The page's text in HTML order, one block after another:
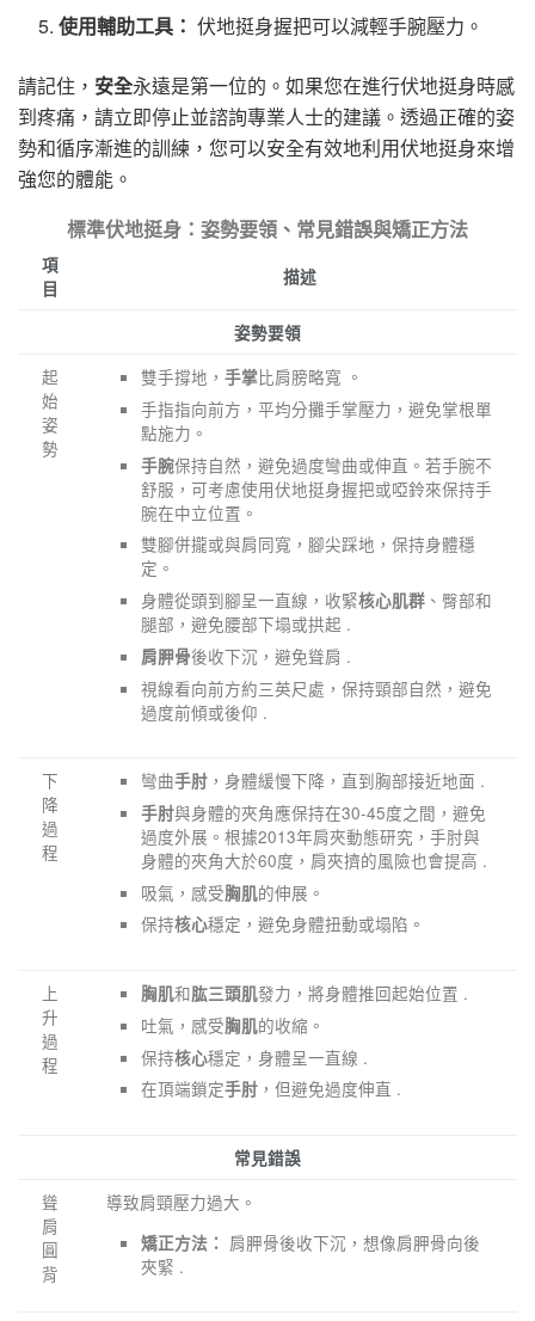
使用輔助工具： 伏地挺身握把可以減輕手腕壓力。
請記住， 安全永遠是第一位的。如果您在進行伏地挺身時感
到疼痛，請立即停止並諮詢專業人士的建議。透過正確的姿
勢和循序漸進的訓練，您可以安全有效地利用伏地挺身來增
強您的體能。
標準伏地挺身：姿勢要領、常見錯誤與矯正方法
項
目
描述
姿勢要領
起
始
姿
勢
雙手撐地，手掌比肩膀略寬 。
手指指向前方，平均分攤手掌壓力，避免掌根單
點施力。
手腕保持自然，避免過度彎曲或伸直。若手腕不
舒服，可考慮使用伏地挺身握把或啞鈴來保持手
腕在中立位置。
雙腳併攏或與肩同寬，腳尖踩地，保持身體穩
定。
身體從頭到腳呈一直線，收緊核心肌群 、臀部和
腿部，避免腰部下塌或拱起 .
肩胛骨後收下沉，避免聳肩 .
視線看向前方約三英尺處，保持頸部自然，避免
過度前傾或後仰 .
下
降
過
程
彎曲手肘 ，身體緩慢下降，直到胸部接近地面 .
手肘與身體的夾角應保持在30-45度之間，避免
過度外展。根據2013年肩夾動態研究，手肘與
身體的夾角大於60度，肩夾擠的風險也會提高 .
吸氣，感受胸肌的伸展。
保持核心穩定，避免身體扭動或塌陷。
上
升
過
程
胸肌和肱三頭肌發力，將身體推回起始位置 .
吐氣，感受胸肌的收縮。
保持核心穩定，身體呈一直線 .
在頂端鎖定手肘 ，但避免過度伸直 .
常見錯誤
聳
肩
圓
背
導致肩頸壓力過大。
矯正方法： 肩胛骨後收下沉，想像肩胛骨向後
夾緊 .